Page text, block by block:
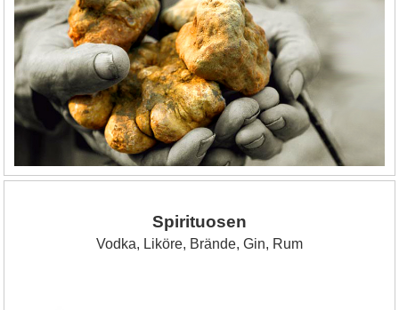
Spirituosen
Vodka, Liköre, Brände, Gin, Rum